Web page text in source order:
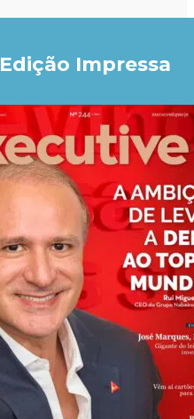
Edição Impressa